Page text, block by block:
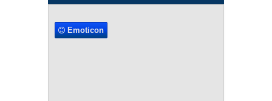
Emoticon